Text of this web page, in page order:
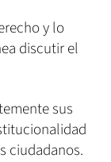
y lo
discutir el
sus
ciudadanos.